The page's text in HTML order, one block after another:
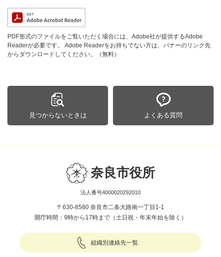
PDF形式のファイルをご覧いただく場合には、Adobe社が提供するAdobe
Readerが必要です。
Adobe Readerをお持ちでない方は、バナーのリンク先
からダウンロードしてください。（無料）
見つからないときは よくある質問
奈良市役所
法人番号4000020292010
〒630-8580 奈良市二条大路南一丁目1-1
開庁時間：9時から17時まで（土日祝・年末年始を除く）
組織別連絡先一覧